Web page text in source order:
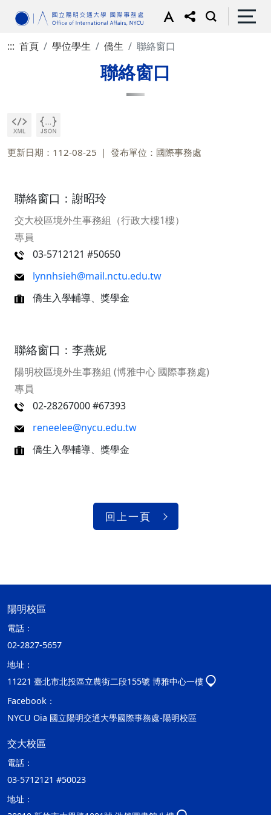
::: 首頁 學位學生 僑生 聯絡窗口
聯絡窗口
更新日期：112-08-25 發布單位：國際事務處
聯絡窗口：謝昭玲
交大校區境外生事務組（行政大樓1樓）
專員
03-5712121 #50650
lynnhsieh@mail.nctu.edu.tw
僑生入學輔導、獎學金
聯絡窗口：李燕妮
陽明校區境外生事務組 (博雅中心 國際事務處)
專員
02-28267000 #67393
reneelee@nycu.edu.tw
僑生入學輔導、獎學金
回上一頁
陽明校區
電話：
02-2827-5657
地址：
11221 臺北市北投區立農街二段155號 博雅中心一樓
Facebook：
NYCU Oia 國立陽明交通大學國際事務處-陽明校區
交大校區
電話：
03-5712121 #50023
地址：